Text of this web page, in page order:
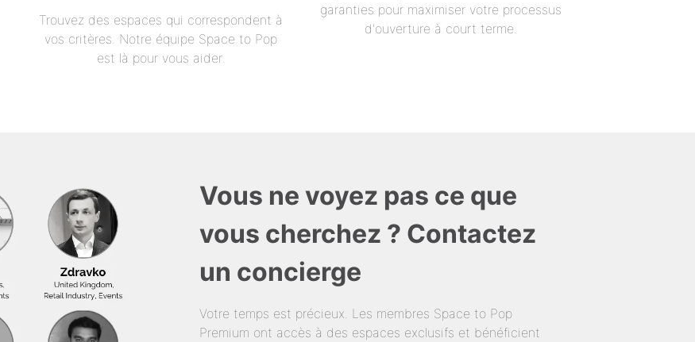
Trouvez des espaces qui correspondent à
vos critères. Notre équipe Space to Pop
est là pour vous aider.
garanties pour maximiser votre processus
d'ouverture à court terme.
Vous ne voyez pas ce que
vous cherchez ? Contactez
un concierge
Votre temps est précieux. Les membres Space to Pop
Premium ont accès à des espaces exclusifs et bénéficient